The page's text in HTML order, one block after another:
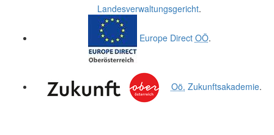
Landesverwaltungsgericht.
Europe Direct OÖ.
Oö. Zukunftsakademie.